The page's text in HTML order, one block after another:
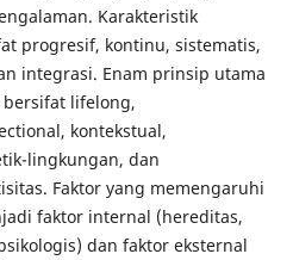
Karakteristik
progresif, kontinu, sistematis,
integrasi. Enam prinsip utama
lifelong,
kontekstual,
lingkungan, dan
Faktor yang memengaruhi
faktor internal (hereditas,
dan faktor eksternal